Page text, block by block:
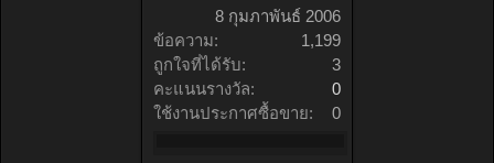
8 กุมภาพันธ์ 2006
ข้อความ:
1,199
ถูกใจที่ได้รับ:
3
คะแนนรางวัล:
0
ใช้งานประกาศซื้อขาย:
0